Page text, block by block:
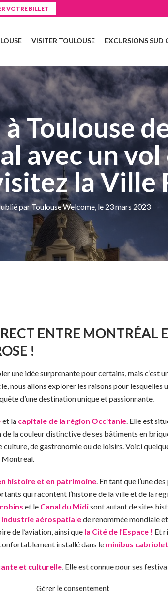
Gérer le consentement
VOTRE BILLET
VISITER TOULOUSE EXCURSIONS SUD
Toulouse
avec un
la Ville
par Toulouse Welcome, le 23 mars 2023
ENTRE MONTRÉAL
!
une idée surprenante pour certains, mais c’est
nous allons explorer les raisons pour
d’une destination unique et passionnante.
et la capitale de la région Occitanie. Elle est
de la couleur distinctive de ses bâtiments en
culture, de gastronomie ou de loisirs. Voici
Montréal.
histoire et en patrimoine. En tant que l’une
qui racontent l’histoire de la ville et de la
et le Canal du Midisont autant de sites
industrie aérospatialede renommée mondiale
de l’aviation, ainsi que la Cité de l’Espace ! Et
installé dans le minibus cabriolet
et culturelle. Elle est connue pour ses
Par exemple, le Printemps de Septembre
vedette des artistes du monde entier et est l’un